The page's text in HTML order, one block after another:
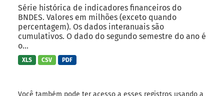
Série histórica de indicadores financeiros do
BNDES. Valores em milhões (exceto quando
percentagem). Os dados interanuais são
cumulativos. O dado do segundo semestre do ano é
o...
XLS CSV PDF